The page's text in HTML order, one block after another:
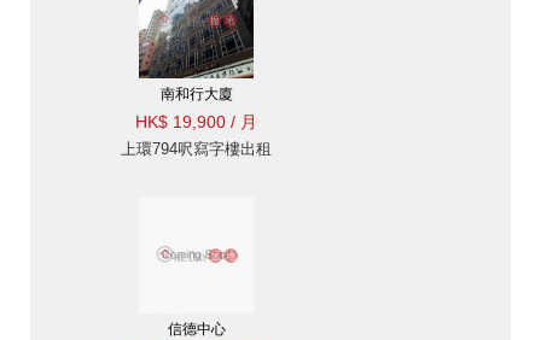
南和行大廈
HK$ 19,900 / 月
上環794呎寫字樓出租
信德中心